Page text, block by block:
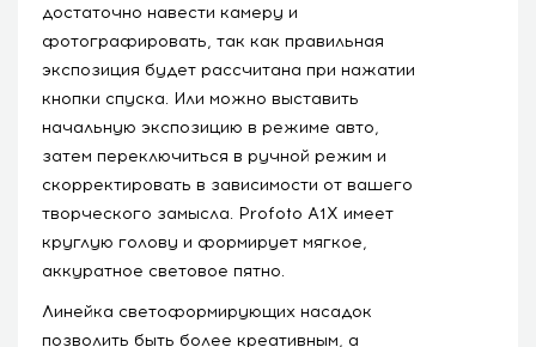
достаточно навести камеру и
фотографировать, так как правильная
экспозиция будет рассчитана при нажатии
кнопки спуска. Или можно выставить
начальную экспозицию в режиме авто,
затем переключиться в ручной режим и
скорректировать в зависимости от вашего
творческого замысла. Profoto A1X имеет
круглую голову и формирует мягкое,
аккуратное световое пятно.
Линейка светоформирующих насадок
позволить быть более креативным, а